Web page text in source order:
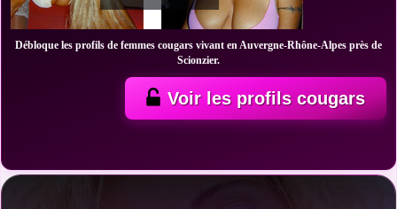
Débloque les profils de femmes cougars vivant en Auvergne-Rhône-Alpes près de
Scionzier.
Voir les profils cougars